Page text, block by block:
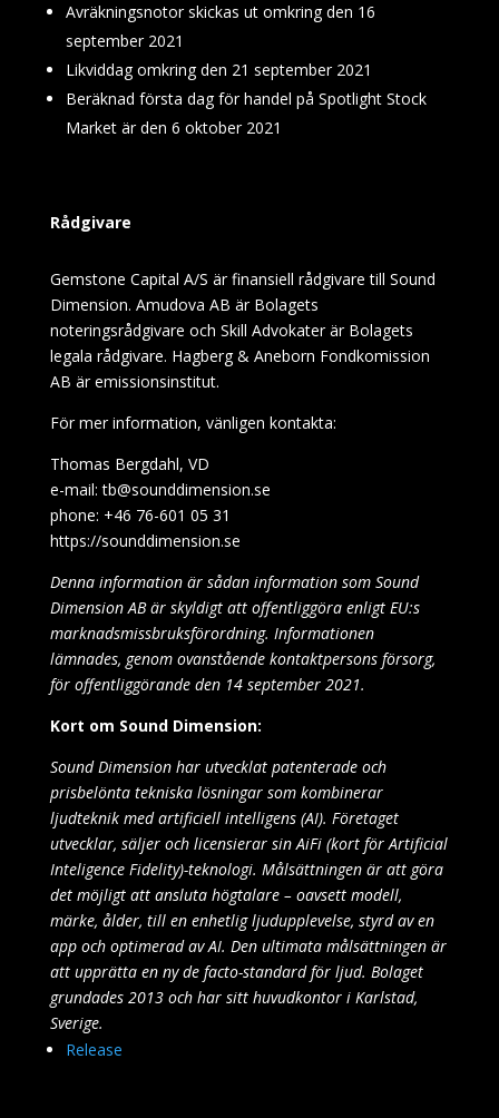
Avräkningsnotor skickas ut omkring den 16
september 2021
Likviddag omkring den 21 september 2021
Beräknad första dag för handel på Spotlight Stock
Market är den 6 oktober 2021
Rådgivare
Gemstone Capital A/S är finansiell rådgivare till Sound
Dimension. Amudova AB är Bolagets
noteringsrådgivare och Skill Advokater är Bolagets
legala rådgivare. Hagberg & Aneborn Fondkomission
AB är emissionsinstitut.
För mer information, vänligen kontakta:
Thomas Bergdahl, VD
e-mail: tb@sounddimension.se
phone: +46 76-601 05 31
https://sounddimension.se
Denna information är sådan information som Sound
Dimension AB är skyldigt att offentliggöra enligt EU:s
marknadsmissbruksförordning. Informationen
lämnades, genom ovanstående kontaktpersons försorg,
för offentliggörande den 14 september 2021.
Kort om Sound Dimension:
Sound Dimension har utvecklat patenterade och
prisbelönta tekniska lösningar som kombinerar
ljudteknik med artificiell intelligens (AI). Företaget
utvecklar, säljer och licensierar sin AiFi (kort för Artificial
Inteligence Fidelity)-teknologi. Målsättningen är att göra
det möjligt att ansluta högtalare – oavsett modell,
märke, ålder, till en enhetlig ljudupplevelse, styrd av en
app och optimerad av AI. Den ultimata målsättningen är
att upprätta en ny de facto-standard för ljud. Bolaget
grundades 2013 och har sitt huvudkontor i Karlstad,
Sverige.
Release